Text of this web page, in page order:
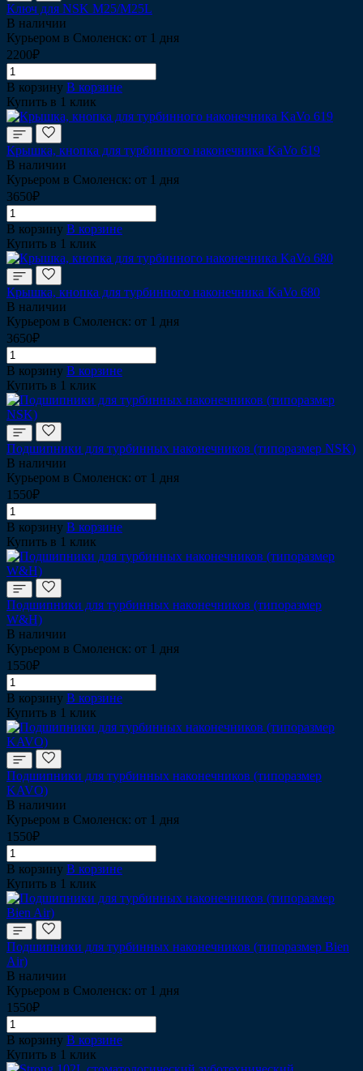
Ключ для NSK M25/M25L
В наличии
Курьером в Смоленск: от 1 дня
2200₽
В корзину В корзине
Купить в 1 клик
Крышка, кнопка для турбинного наконечника KaVo 619
В наличии
Курьером в Смоленск: от 1 дня
3650₽
В корзину В корзине
Купить в 1 клик
Крышка, кнопка для турбинного наконечника KaVo 680
В наличии
Курьером в Смоленск: от 1 дня
3650₽
В корзину В корзине
Купить в 1 клик
Подшипники для турбинных наконечников (типоразмер NSK)
В наличии
Курьером в Смоленск: от 1 дня
1550₽
В корзину В корзине
Купить в 1 клик
Подшипники для турбинных наконечников (типоразмер
W&H)
В наличии
Курьером в Смоленск: от 1 дня
1550₽
В корзину В корзине
Купить в 1 клик
Подшипники для турбинных наконечников (типоразмер
KAVO)
В наличии
Курьером в Смоленск: от 1 дня
1550₽
В корзину В корзине
Купить в 1 клик
Подшипники для турбинных наконечников (типоразмер Bien
Air)
В наличии
Курьером в Смоленск: от 1 дня
1550₽
В корзину В корзине
Купить в 1 клик